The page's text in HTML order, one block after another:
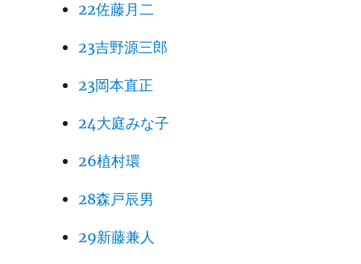
22佐藤月二
23吉野源三郎
23岡本直正
24大庭みな子
26植村環
28森戸辰男
29新藤兼人